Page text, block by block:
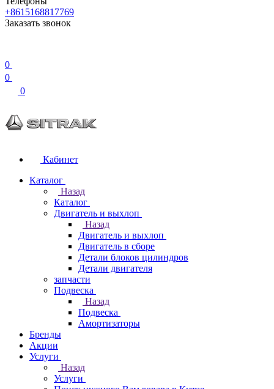
+8615168817769
Заказать звонок
0
0
0
Кабинет
Каталог
Назад
Каталог
Двигатель и выхлоп
Назад
Двигатель и выхлоп
Двигатель в сборе
Детали блоков цилиндров
Детали двигателя
запчасти
Подвеска
Назад
Подвеска
Амортизаторы
Бренды
Акции
Услуги
Назад
Услуги